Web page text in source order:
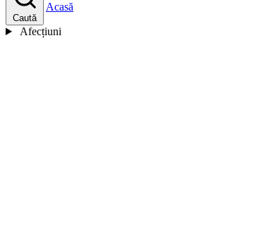
Caută
Acasă
Afecțiuni